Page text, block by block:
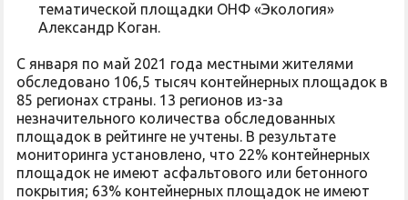
тематической площадки ОНФ «Экология»
Александр Коган.
С января по май 2021 года местными жителями
обследовано 106,5 тысяч контейнерных площадок в
85 регионах страны. 13 регионов из-за
незначительного количества обследованных
площадок в рейтинге не учтены. В результате
мониторинга установлено, что 22% контейнерных
площадок не имеют асфальтового или бетонного
покрытия; 63% контейнерных площадок не имеют